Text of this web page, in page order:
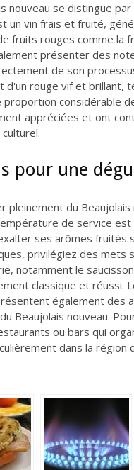
nouveau se distingue
un vin frais et fruité,
fruits rouges comme la
présenter des
de son
d'un rouge vif et brillant,
proportion considérable
appréciées et ont
pour une
pleinement du
de service
ses arômes fruités
privilégiez des mets
notamment le
classique et réussi.
également des
Beaujolais nouveau.
ou bars qui
dans la région